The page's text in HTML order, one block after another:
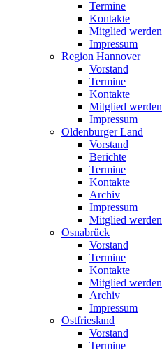
Termine
Kontakte
Mitglied werden
Impressum
Region Hannover
Vorstand
Termine
Kontakte
Mitglied werden
Impressum
Oldenburger Land
Vorstand
Berichte
Termine
Kontakte
Archiv
Impressum
Mitglied werden
Osnabrück
Vorstand
Termine
Kontakte
Mitglied werden
Archiv
Impressum
Ostfriesland
Vorstand
Termine